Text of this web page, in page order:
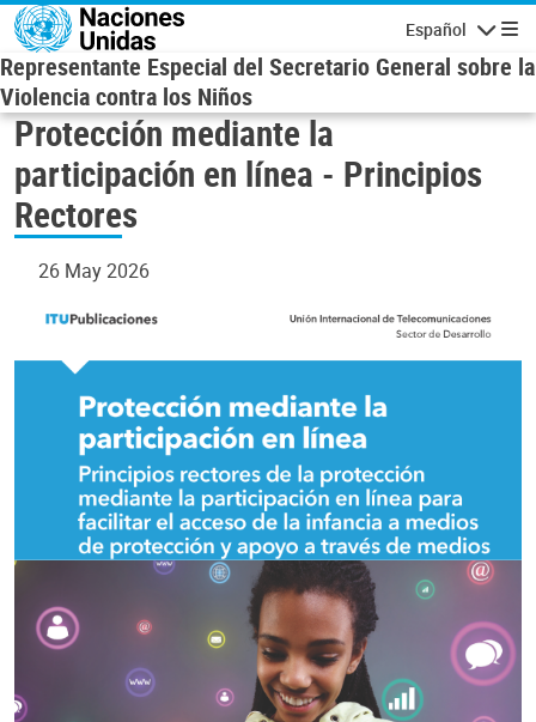
Skip to main content
Español
Representante Especial del Secretario General sobre la
Violencia contra los Niños
Protección mediante la
participación en línea - Principios
Rectores
26 May 2026